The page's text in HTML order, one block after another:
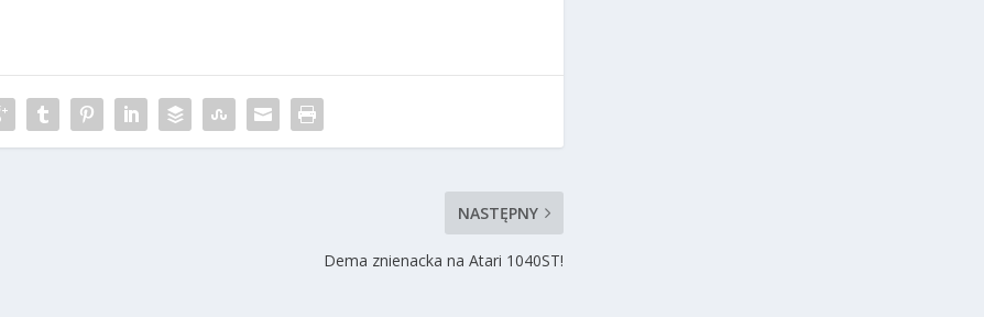
NASTĘPNY
Dema znienacka na Atari 1040ST!